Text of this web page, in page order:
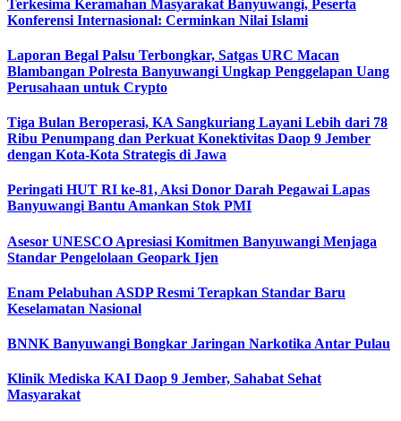
Terkesima Keramahan Masyarakat Banyuwangi, Peserta
Konferensi Internasional: Cerminkan Nilai Islami
Laporan Begal Palsu Terbongkar, Satgas URC Macan
Blambangan Polresta Banyuwangi Ungkap Penggelapan Uang
Perusahaan untuk Crypto
Tiga Bulan Beroperasi, KA Sangkuriang Layani Lebih dari 78
Ribu Penumpang dan Perkuat Konektivitas Daop 9 Jember
dengan Kota-Kota Strategis di Jawa
Peringati HUT RI ke-81, Aksi Donor Darah Pegawai Lapas
Banyuwangi Bantu Amankan Stok PMI
Asesor UNESCO Apresiasi Komitmen Banyuwangi Menjaga
Standar Pengelolaan Geopark Ijen
Enam Pelabuhan ASDP Resmi Terapkan Standar Baru
Keselamatan Nasional
BNNK Banyuwangi Bongkar Jaringan Narkotika Antar Pulau
Klinik Mediska KAI Daop 9 Jember, Sahabat Sehat
Masyarakat